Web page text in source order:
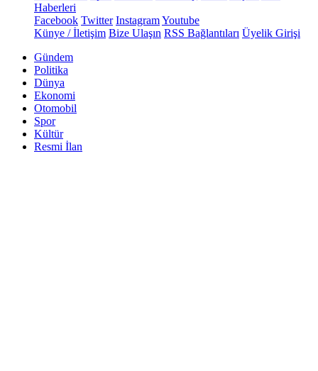
Haberleri
Facebook Twitter InstagramYoutube
Künye / İletişim Bize Ulaşın RSS Bağlantıları Üyelik Girişi
Gündem
Politika
Dünya
Ekonomi
Otomobil
Spor
Kültür
Resmi İlan